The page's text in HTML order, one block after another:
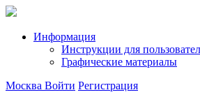
Информация
Инструкции для
Графические материалы
Москва Войти Регистрация